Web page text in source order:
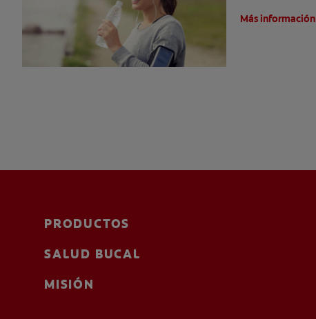
Más información
PRODUCTOS
SALUD BUCAL
MISIÓN